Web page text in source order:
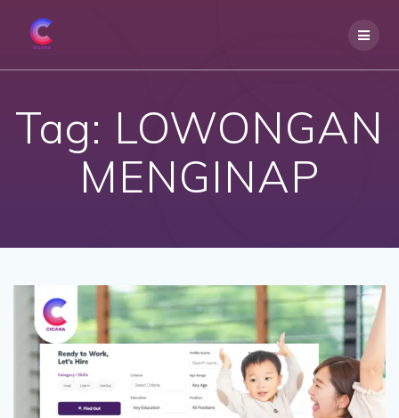
Tag: LOWONGAN
MENGINAP